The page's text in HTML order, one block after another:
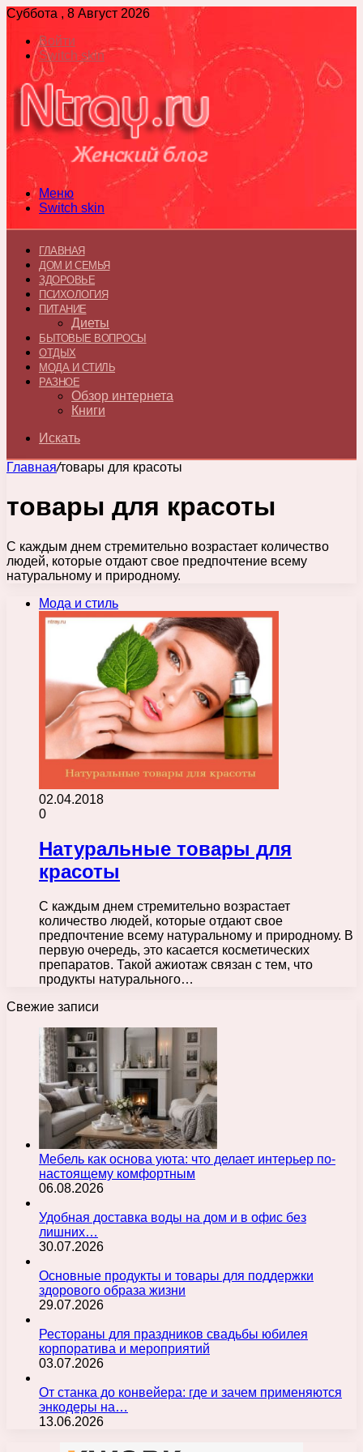
Суббота , 8 Август 2026
Войти
Switch skin
Меню
Switch skin
ГЛАВНАЯ
ДОМ И СЕМЬЯ
ЗДОРОВЬЕ
ПСИХОЛОГИЯ
ПИТАНИЕ
Диеты
БЫТОВЫЕ ВОПРОСЫ
ОТДЫХ
МОДА И СТИЛЬ
РАЗНОЕ
Обзор интернета
Книги
Искать
Главная/товары для красоты
товары для красоты
С каждым днем стремительно возрастает количество
людей, которые отдают свое предпочтение всему
натуральному и природному.
Мода и стиль
02.04.2018
0
Натуральные товары для
красоты
С каждым днем стремительно возрастает
количество людей, которые отдают свое
предпочтение всему натуральному и природному. В
первую очередь, это касается косметических
препаратов. Такой ажиотаж связан с тем, что
продукты натурального…
Свежие записи
Мебель как основа уюта: что делает интерьер по-
настоящему комфортным
06.08.2026
Удобная доставка воды на дом и в офис без
лишних…
30.07.2026
Основные продукты и товары для поддержки
здорового образа жизни
29.07.2026
Рестораны для праздников свадьбы юбилея
корпоратива и мероприятий
03.07.2026
От станка до конвейера: где и зачем применяются
энкодеры на…
13.06.2026